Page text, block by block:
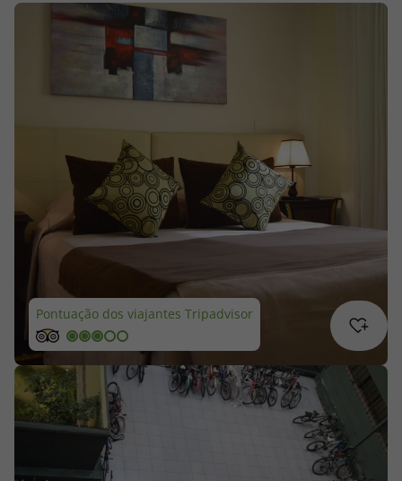
Disneyland ® Paris
Escapadinhas
Promoções
Especialistas
Cheque Viagem
Rede de Lojas
Blog TopViagens
Área de Cliente
Pontuação dos viajantes Tripadvisor